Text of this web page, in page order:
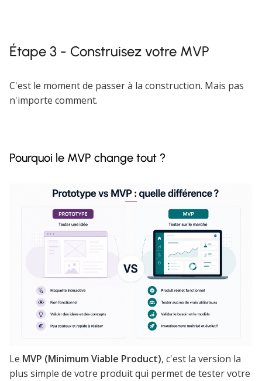
Étape 3 - Construisez votre MVP
C'est le moment de passer à la construction. Mais pas
n'importe comment.
Pourquoi le MVP change tout ?
Le MVP (Minimum Viable Product), c'est la version la
plus simple de votre produit qui permet de tester votre